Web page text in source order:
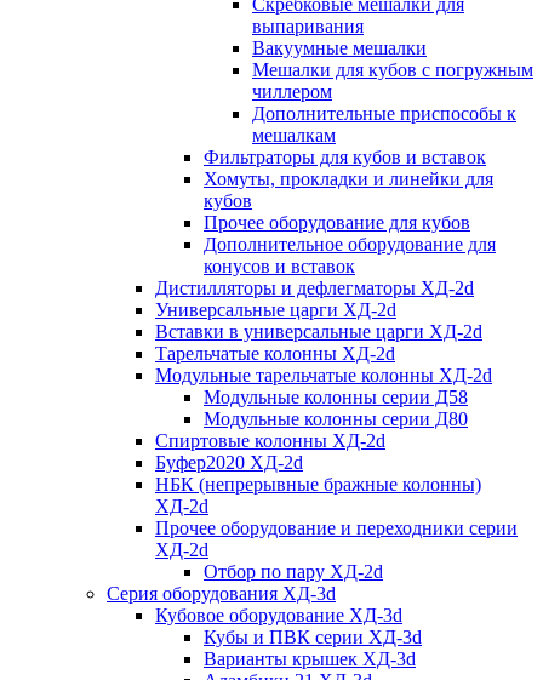
выпаривания
Вакуумные мешалки
Мешалки для кубов с погружным
чиллером
Дополнительные приспособы к
мешалкам
Фильтраторы для кубов и вставок
Хомуты, прокладки и линейки для
кубов
Прочее оборудование для кубов
Дополнительное оборудование для
конусов и вставок
Дистилляторы и дефлегматоры ХД-2d
Универсальные царги ХД-2d
Вставки в универсальные царги ХД-2d
Тарельчатые колонны ХД-2d
Модульные тарельчатые колонны ХД-2d
Модульные колонны серии Д58
Модульные колонны серии Д80
Спиртовые колонны ХД-2d
Буфер2020 ХД-2d
НБК (непрерывные бражные колонны)
ХД-2d
Прочее оборудование и переходники серии
ХД-2d
Отбор по пару ХД-2d
Серия оборудования ХД-3d
Кубовое оборудование ХД-3d
Кубы и ПВК серии ХД-3d
Варианты крышек ХД-3d